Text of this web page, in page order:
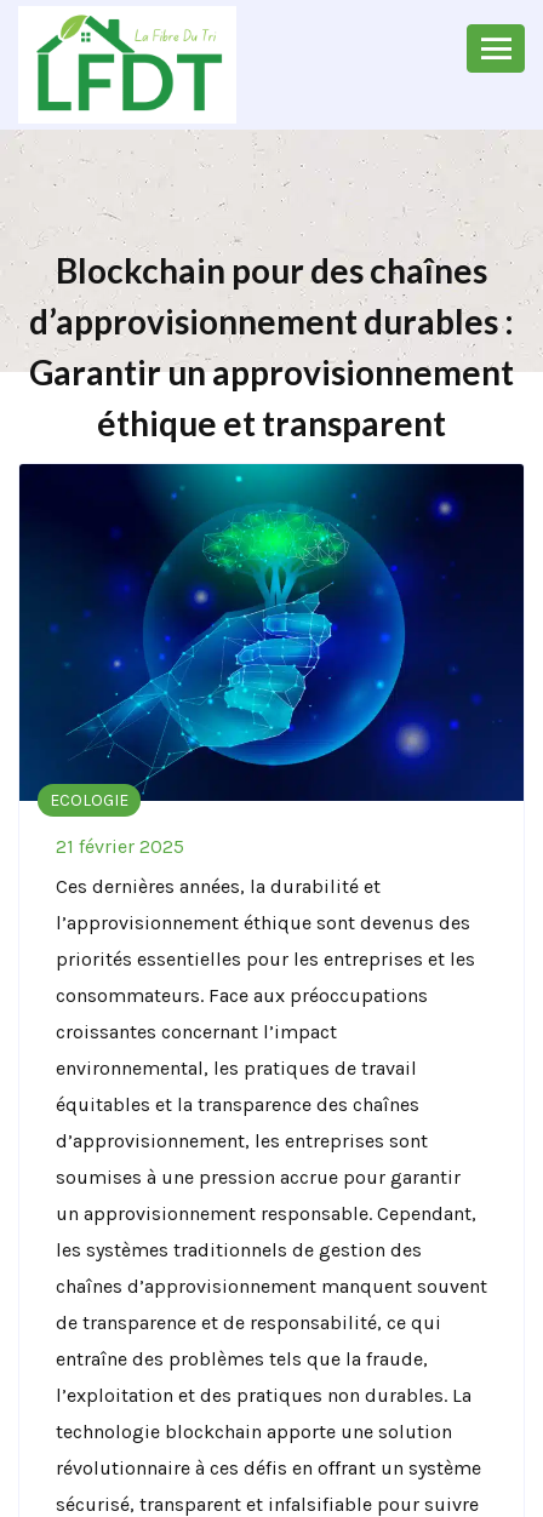
Blockchain pour des chaînes
d’approvisionnement durables :
Garantir un approvisionnement
éthique et transparent
ECOLOGIE
21 février 2025
Ces dernières années, la durabilité et
l’approvisionnement éthique sont devenus des
priorités essentielles pour les entreprises et les
consommateurs. Face aux préoccupations
croissantes concernant l’impact
environnemental, les pratiques de travail
équitables et la transparence des chaînes
d’approvisionnement, les entreprises sont
soumises à une pression accrue pour garantir
un approvisionnement responsable. Cependant,
les systèmes traditionnels de gestion des
chaînes d’approvisionnement manquent souvent
de transparence et de responsabilité, ce qui
entraîne des problèmes tels que la fraude,
l’exploitation et des pratiques non durables. La
technologie blockchain apporte une solution
révolutionnaire à ces défis en offrant un système
sécurisé, transparent et infalsifiable pour suivre